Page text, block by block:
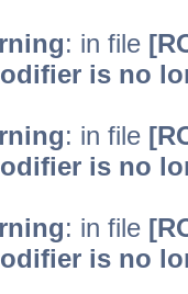
: in file
is no
: in file
is no
: in file
is no